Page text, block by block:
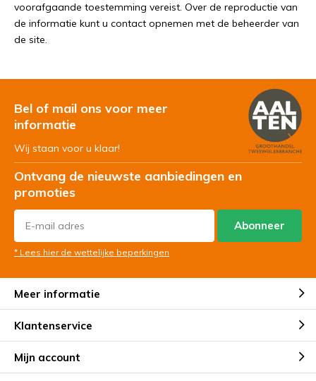
voorafgaande toestemming vereist. Over de reproductie van
de informatie kunt u contact opnemen met de beheerder van
de site.
Bel of mail ons voor meer
informatie
Wij staan voor u klaar!
Ontvang de nieuwste aanbiedingen en
promoties
Abonneer
* Lees hier de wettelijke beperkingen
Meer informatie
Klantenservice
Mijn account